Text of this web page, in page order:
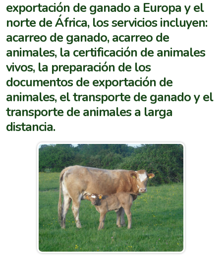
exportación de ganado a Europa y el
norte de África, los servicios incluyen:
acarreo de ganado, acarreo de
animales, la certificación de animales
vivos, la preparación de los
documentos de exportación de
animales, el transporte de ganado y el
transporte de animales a larga
distancia.